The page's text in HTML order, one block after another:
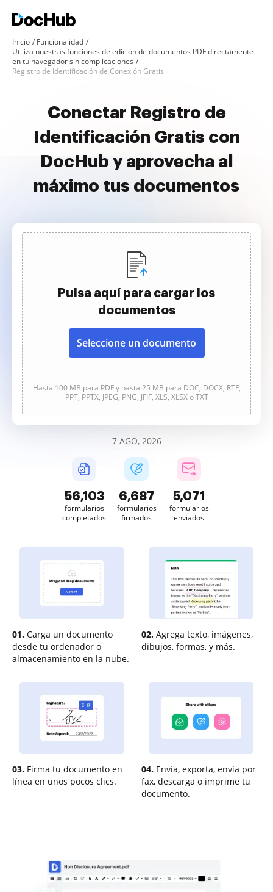
Inicio
Funcionalidad
Utiliza nuestras funciones de edición de documentos PDF directamente
en tu navegador sin complicaciones
Registro de Identificación de Conexión Gratis
Conectar Registro de
Identificación Gratis con
DocHub y aprovecha al
máximo tus documentos
Pulsa aquí para cargar los
documentos
Seleccione un documento
Hasta 100 MB para PDF y hasta 25 MB para DOC, DOCX, RTF,
PPT, PPTX, JPEG, PNG, JFIF, XLS, XLSX o TXT
7 AGO, 2026
56,104
formularios
completados
6,687
formularios
firmados
5,071
formularios
enviados
01. Carga un documento
desde tu ordenador o
almacenamiento en la nube.
02. Agrega texto, imágenes,
dibujos, formas, y más.
03. Firma tu documento en
línea en unos pocos clics.
04. Envía, exporta, envía por
fax, descarga o imprime tu
documento.